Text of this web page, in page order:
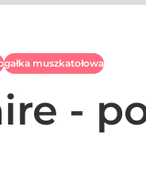
gałka muszkatołowa
-